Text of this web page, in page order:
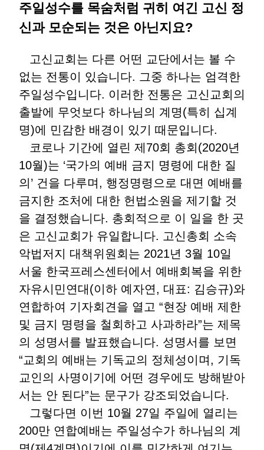
주일성수를 목숨처럼 귀히 여긴 고신 정
신과 모순되는 것은 아닌지요?
고신교회는 다른 어떤 교단에서는 볼 수
없는 전통이 있습니다. 그중 하나는 엄격한
주일성수입니다. 이러한 전통은 고신교회의
출발에 무엇보다 하나님의 계명(특히 십계
명)에 민감한 배경이 있기 때문입니다.
코로나 기간에 열린 제70회 총회(2020년
10월)는 ‘국가의 예배 금지 명령에 대한 질
의’ 건을 다루며, 행정명령으로 대면 예배를
금지한 조처에 대한 헌법소원을 제기할 것
을 결정했습니다. 총회적으로 이 일을 한 곳
은 고신교회가 유일합니다. 고신총회 소속
악법저지 대책위원회는 2021년 3월 10일
서울 한국프레스센터에서 예배회복을 위한
자유시민연대(이하 예자연, 대표: 김승규)와
연합하여 기자회견을 열고 “현장 예배 제한
및 금지 명령을 철회하고 사과하라”는 제목
의 성명서를 발표했습니다. 성명서를 보면
“교회의 예배는 기독교의 정체성이며, 기독
교인의 사명이기에 어떤 경우에도 방해받아
서는 안 된다”는 문구가 강조되었습니다.
그렇다면 이번 10월 27일 주일에 열리는
200만 연합예배는 주일성수가 하나님의 계